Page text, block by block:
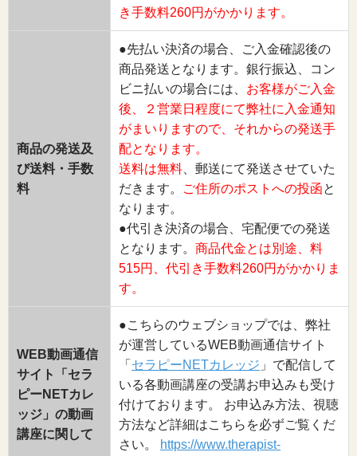
き手数料260円がかかります。
商品の発送及
び送料・手数
料
●先払い決済の場合、ご入金確認後の
商品発送となります。銀行振込、コン
ビニ払いの場合には、 お客様がご入金
後、２営業日程度にて弊社に入金通知
がまいりますので、それからの発送手
配となります。
送料は無料 、郵送にて発送させていた
だきます。
ご住所のポストへの投函と
なります。
●代引き決済の場合、宅配便での発送
となります。 商品代金とは別途、料
515円、代引き手数料260円がかかりま
す。
WEB動画通信
サイト「セラ
ピーNETカレ
ッジ」の動画
講座に関して
●こちらのウェブショップでは、弊社
が運営しているWEB動画通信サイト
「 セラピーNETカレッジ 」で配信して
いる各動画講座の受講お申込みも受け
付けております。 お申込み方法、視聴
方法など詳細はこちらを必ずご覧くだ
さい。
https://www.therapist-